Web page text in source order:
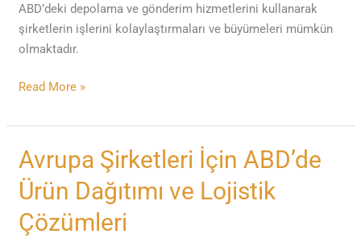
ABD’deki depolama ve gönderim hizmetlerini kullanarak
şirketlerin işlerini kolaylaştırmaları ve büyümeleri mümkün
olmaktadır.
Read More »
Avrupa Şirketleri İçin ABD’de
Ürün Dağıtımı ve Lojistik
Çözümleri
Avrupa
Şirketleri
İçin
ABD’de
Ürün